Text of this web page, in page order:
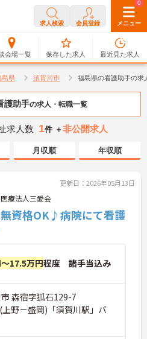
求人検索 会員登録 メニュー
会場一覧
0
保存した求人
0
最近見た求人
島県 須賀川市 福島県の看護助手の求
護助手の求人・転職一覧
求人数 1件 ＋非公開求人
月収順 年収順
更新日：2026年05月13日
医療法人三愛会
無資格OK♪病院にて看護
17.5万円程度 諸手当込み
森宿字狐石129-7
上野－盛岡)「須賀川駅」バ